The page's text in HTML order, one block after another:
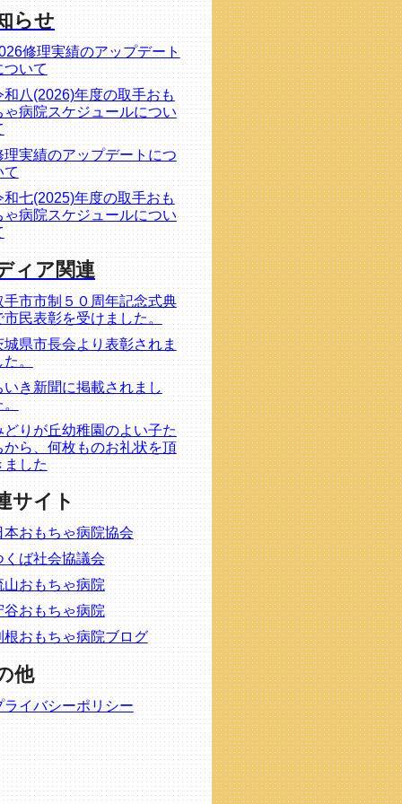
らせ
修理実績のアップデート
ついて
和八(2026)年度の取手おも
ゃ病院スケジュールについ
理実績のアップデートにつ
て
和七(2025)年度の取手おも
ゃ病院スケジュールについ
ィア関連
手市市制５０周年記念式典
市民表彰を受けました。
城県市長会より表彰されま
た。
いき新聞に掲載されまし
。
どりが丘幼稚園のよい子た
から、何枚ものお礼状を頂
ました
サイト
本おもちゃ病院協会
くば社会協議会
山おもちゃ病院
谷おもちゃ病院
根おもちゃ病院ブログ
他
ライバシーポリシー